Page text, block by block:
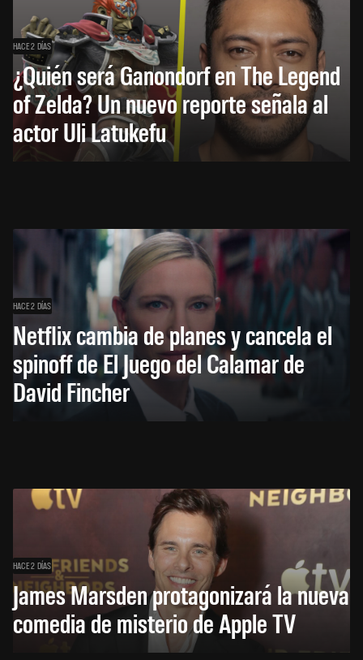
HACE 2 DÍAS
¿Quién será Ganondorf en The Legend
of Zelda? Un nuevo reporte señala al
actor Uli Latukefu
HACE 2 DÍAS
Netflix cambia de planes y cancela el
spinoff de El Juego del Calamar de
David Fincher
HACE 2 DÍAS
James Marsden protagonizará la nueva
comedia de misterio de Apple TV